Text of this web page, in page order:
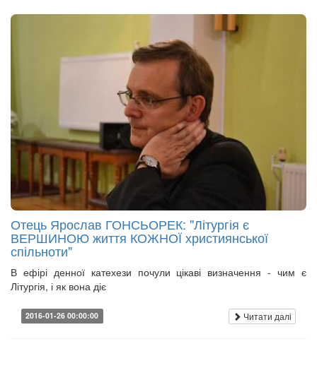
Отець Ярослав ГОНСЬОРЕК: "Літургія є
ВЕРШИНОЮ життя КОЖНОЇ християнської
спільноти"
В ефірі денної катехези почули цікаві визначення - чим є
Літургія, і як вона діє
2016-01-26 00:00:00 Читати далі